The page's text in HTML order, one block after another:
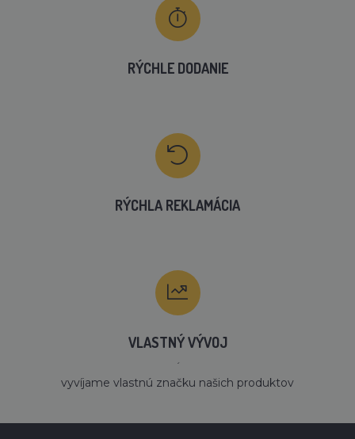
RÝCHLE DODANIE
RÝCHLA REKLAMÁCIA
VLASTNÝ VÝVOJ
´
vyvíjame vlastnú značku našich produktov